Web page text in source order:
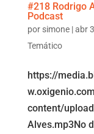
#218 Rodrigo
Podcast
por simone|abr
Temático
https://
content/
Alves.mp3No